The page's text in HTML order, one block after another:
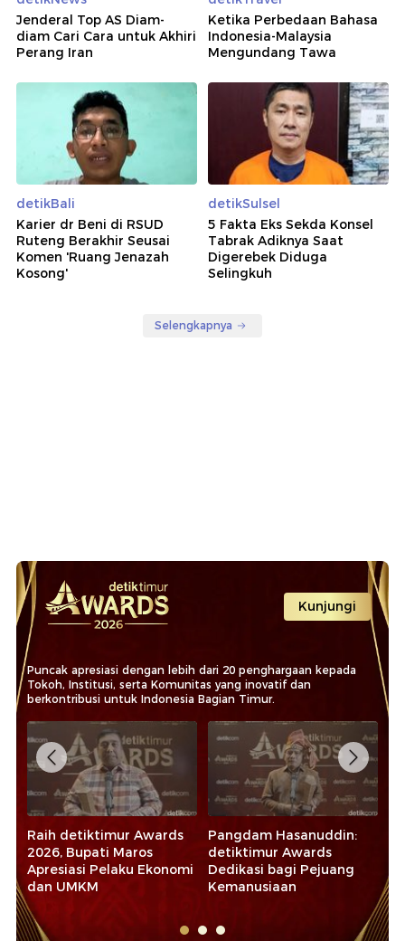
Jenderal Top AS Diam-
diam Cari Cara untuk Akhiri
Perang Iran
Ketika Perbedaan Bahasa
Indonesia-Malaysia
Mengundang Tawa
detikBali
Karier dr Beni di RSUD
Ruteng Berakhir Seusai
Komen 'Ruang Jenazah
Kosong'
detikSulsel
5 Fakta Eks Sekda Konsel
Tabrak Adiknya Saat
Digerebek Diduga
Selingkuh
Selengkapnya
Kunjungi
Puncak apresiasi dengan lebih dari 20 penghargaan kepada
Tokoh, Institusi, serta Komunitas yang inovatif dan
berkontribusi untuk Indonesia Bagian Timur.
Raih detiktimur Awards
2026, Bupati Maros
Apresiasi Pelaku Ekonomi
dan UMKM
Pangdam Hasanuddin:
detiktimur Awards
Dedikasi bagi Pejuang
Kemanusiaan